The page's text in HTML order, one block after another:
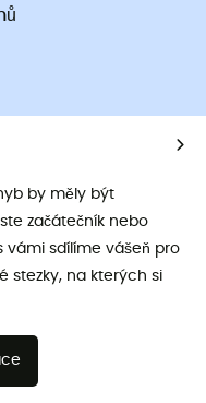
by měly být
začátečník nebo
vámi sdílíme vášeň pro
stezky, na kterých si